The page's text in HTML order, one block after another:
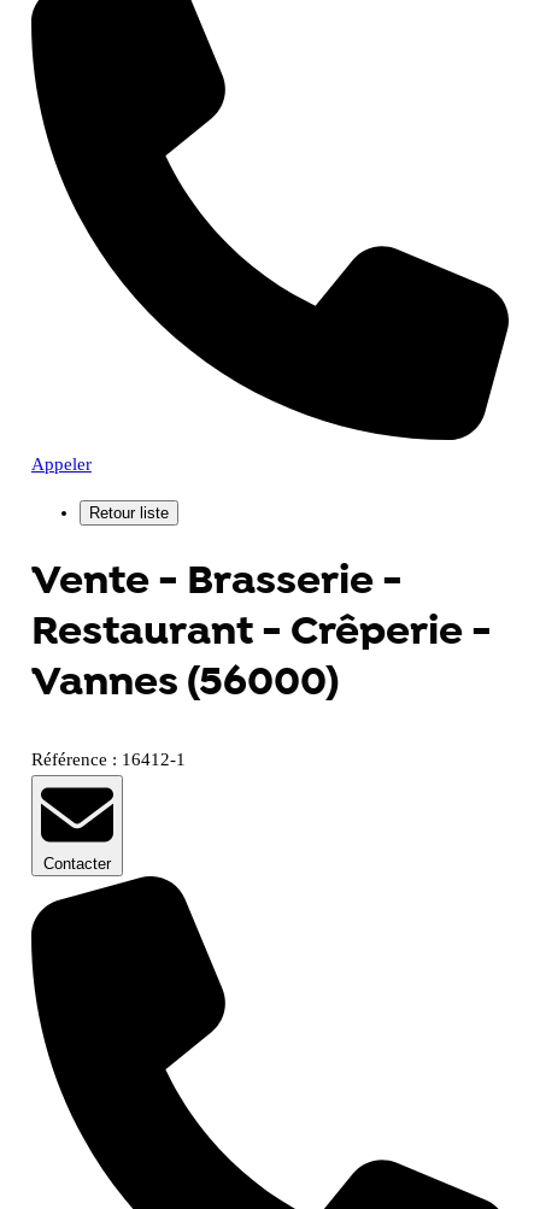
Appeler
Vente - Brasserie -
Restaurant - Crêperie -
Vannes (56000)
Référence : 16412-1
Contacter